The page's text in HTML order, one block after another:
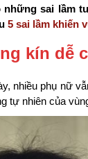
những sai lầm
5 sai lầm khiến
kín dễ
nhiều phụ nữ
tự nhiên của